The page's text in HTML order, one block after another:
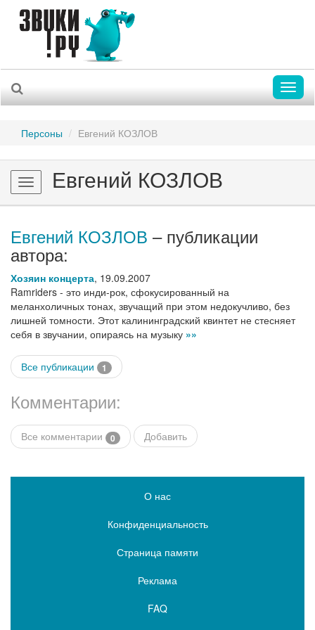
Персоны Евгений КОЗЛОВ
Toggle
navigation
Евгений КОЗЛОВ
Евгений КОЗЛОВ – публикации
автора:
Хозяин концерта, 19.09.2007
Ramriders - это инди-рок, сфокусированный на
меланхоличных тонах, звучащий при этом недокучливо, без
лишней томности. Этот калининградский квинтет не стесняет
себя в звучании, опираясь на музыку »»
Все публикации 1
Комментарии:
Все комментарии 0 Добавить
О нас
Конфиденциальность
Страница памяти
Реклама
FAQ